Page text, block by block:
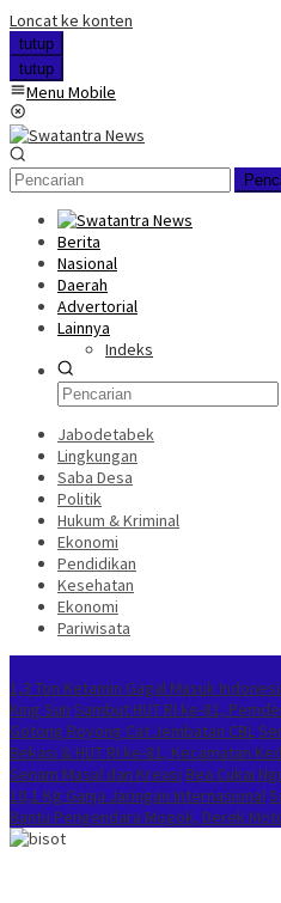
Loncat ke konten
tutup
tutup
Menu Mobile
Berita
Nasional
Daerah
Advertorial
Lainnya
Indeks
Jabodetabek
Lingkungan
Saba Desa
Politik
Hukum & Kriminal
Ekonomi
Pendidikan
Kesehatan
Ekonomi
Pariwisata
1,3 Ton Ketamin Gagal Masuk
King Sun Sambut HUT RI ke-81,
Gotong Royong Cat Jembatan CBL
Bekasi & HUT RI ke-81, Kecamatan
Senam Masal dan Kreasi Bea Cukai
10,1 Kg Ganja Jaringan Internasional
Bantu Pengendara Mogok, Derek